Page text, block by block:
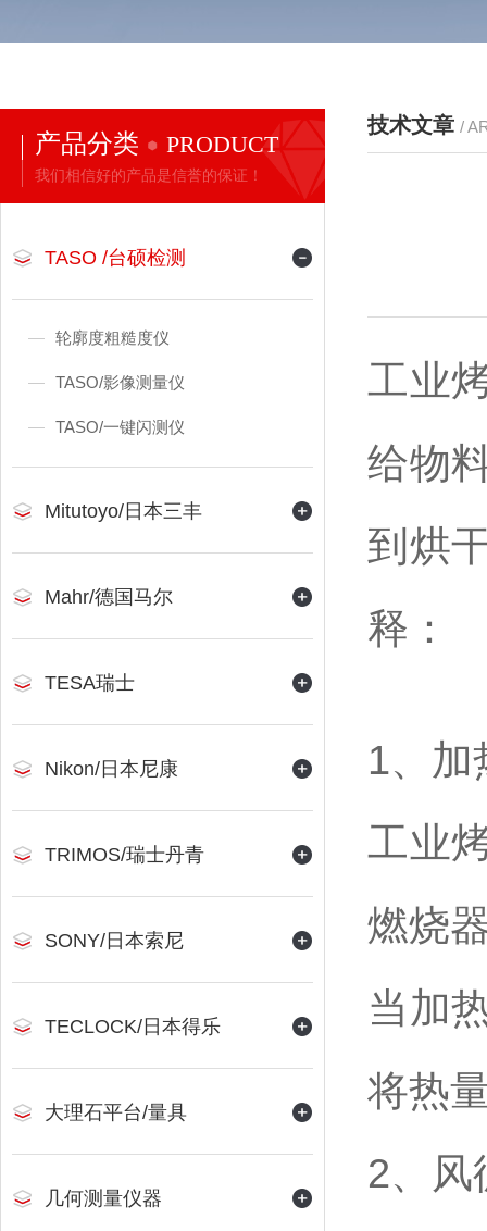
产品分类 PRODUCT
我们相信好的产品是信誉的保证！
TASO /台硕检测
轮廓度粗糙度仪
TASO/影像测量仪
TASO/一键闪测仪
Mitutoyo/日本三丰
Mahr/德国马尔
TESA瑞士
Nikon/日本尼康
TRIMOS/瑞士丹青
SONY/日本索尼
TECLOCK/日本得乐
大理石平台/量具
几何测量仪器
技术文章 /
工业
给物
到烘
释：
1、加
工业
燃烧
当加
将热
2、风